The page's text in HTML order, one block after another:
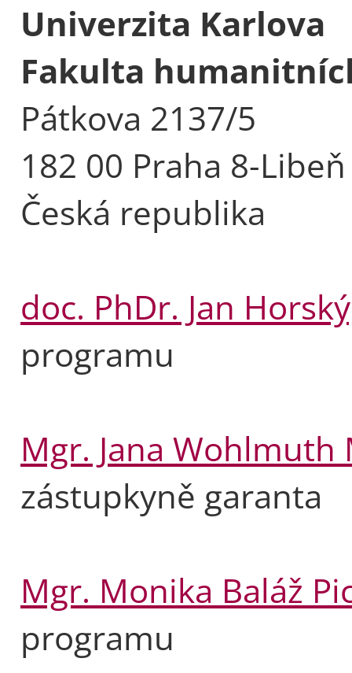
Univerzita Karlova
Fakulta
Pátkova 2137/5
182 00 Praha 8-Libeň
Česká republika
doc. PhDr. Jan
programu
Mgr. Jana Wohlmuth
zástupkyně garanta
Mgr. Monika Baláž
programu